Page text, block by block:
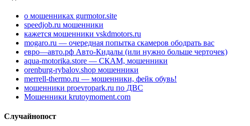
о мошенниках gurmotor.site
speedjob.ru мошенники
кажется мошенники vskdmotors.ru
mogaro.ru — очередная попытка скамеров ободрать вас
евро—авто.рф Авто-Кидалы (или нужно больше черточек)
aqua-motorika.store — СКАМ, мошенники
orenburg-rybalov.shop мошенники
merrell-thermo.ru — мошенники, фейк обувь!
мошенники proevropark.ru по ДВС
Мошенники krutoymoment.com
Случайнопост